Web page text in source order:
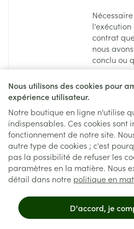
Nous utilisons des cookies pour
expérience utilisateur.
Notre boutique en ligne n'utilise
indispensables. Ces cookies sont
fonctionnement de notre site.
autre type de cookies ; c'est
pas la possibilité de refuser les
paramètres en la matière. Nous
détail dans notre politique en
D'accord, je
Catégorie 6
Vos
coordonnées
en tant que
demandeur
d'emploi
l'exécution
contrat
nous avons
conclu ou
nous
envisageons
de conclure
(article 6,
1, point b),
la loi sur la
protection
des
et/ou
(art. 6.1.a